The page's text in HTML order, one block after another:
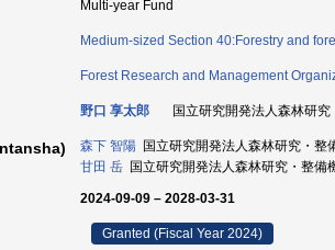
Multi-year Fund
Medium-sized Section 40:Forestry and
Forest Research and Management
野口 享太郎 国立研究開発法人森林研
森下 智陽 国立研究開発法人森林研究・整
甘田 岳 国立研究開発法人森林研究・整
2024-09-09 – 2028-03-31
Granted (Fiscal Year 2024)